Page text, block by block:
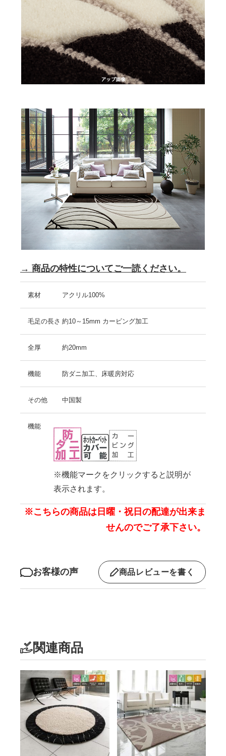
→ 商品の特性についてご一読ください。
素材 アクリル100%
毛足の長さ 約10～15mm カービング加工
全厚 約20mm
機能 防ダニ加工、床暖房対応
その他 中国製
機能
※機能マークをクリックすると説明が
表示されます。
※こちらの商品は日曜・祝日の配達が出来ま
せんのでご了承下さい。
お客様の声 商品レビューを書く
関連商品